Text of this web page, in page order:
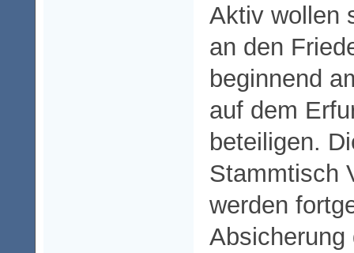
Aktiv wollen
an den
beginnend
auf dem
beteiligen.
Stammtisch
werden
Absicherung